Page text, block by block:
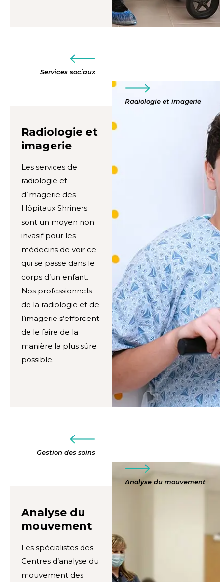
Services sociaux
Radiologie et imagerie
Radiologie et
imagerie
Les services de
radiologie et
d’imagerie des
Hôpitaux Shriners
sont un moyen non
invasif pour les
médecins de voir ce
qui se passe dans le
corps d’un enfant.
Nos professionnels
de la radiologie et de
l’imagerie s’efforcent
de le faire de la
manière la plus sûre
possible.
Gestion des soins
Analyse du mouvement
Analyse du
mouvement
Les spécialistes des
Centres d’analyse du
mouvement des